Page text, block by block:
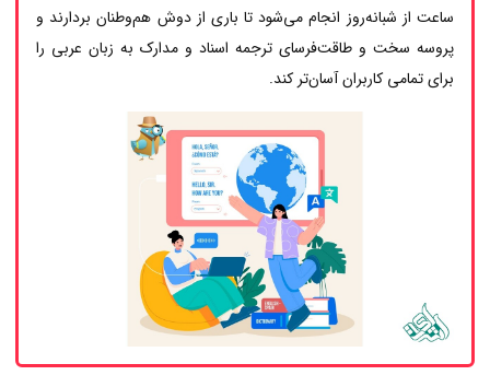
ساعت از شبانه‌روز انجام می‌شود تا باری از دوش هم‌وطنان بردارند و
پروسه سخت و طاقت‌فرسای ترجمه اسناد و مدارک به زبان عربی را
برای تمامی کاربران آسان‌تر کند.